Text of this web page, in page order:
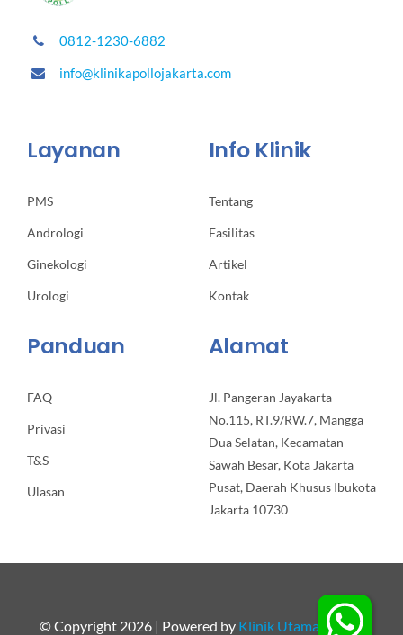
0812-1230-6882
info@klinikapollojakarta.com
Layanan
PMS
Andrologi
Ginekologi
Urologi
Info Klinik
Tentang
Fasilitas
Artikel
Kontak
Panduan
FAQ
Privasi
T&S
Ulasan
Alamat
Jl. Pangeran Jayakarta
No.115, RT.9/RW.7, Mangga
Dua Selatan, Kecamatan
Sawah Besar, Kota Jakarta
Pusat, Daerah Khusus Ibukota
Jakarta 10730
© Copyright 2026 | Powered by Klinik Utama Apollo